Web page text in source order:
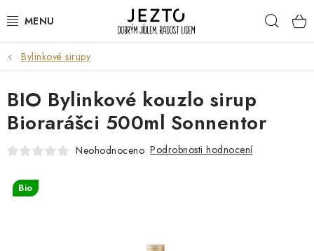
na
DÁRKOVÉ SADY
TRVANLIVÉ
DROGERIE A KOSMETIKA
Bylinkové sirupy
BIO Bylinkové kouzlo sirup
Biorarášci 500ml Sonnentor
Neohodnoceno Podrobnosti hodnocení
Bio